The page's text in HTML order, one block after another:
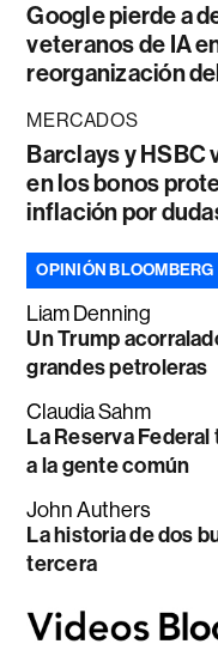
Google pierde a
veteranos de IA
reorganización
MERCADOS
Barclays y HSBC
en los bonos
inflación por
OPINIÓN BLOOMBERG
Liam Denning
Un Trump
grandes petroleras
Claudia Sahm
La Reserva
a la gente común
John Authers
La historia de dos
tercera